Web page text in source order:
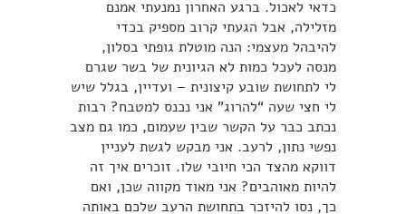
כדאי לאכול. ברגע האחרון נמנעתי אמנם
מזלילה, אבל הגעתי קרוב מספיק בכדי
להיבהל מעצמי: הנה מוטלת גופתי בסלון,
מנסה לעכל כמות לא הגיונית של בשר שגרם
לי לתחושת שובע קיצונית – ועדיין, בגלל שיש
לי חצי שעה “להרוג” אני נכנס למטבח? רבות
נכתב כבר על הקשר שבין שעמום, כמו גם מצב
נפשי נתון, לרעב. אני מבקש לגשת לעניין
דווקא מהצד הכי חיובי שלו. זוכרים איך זה
להיות מאוהבים? אני מאוד מקווה שכן, ואם
כך, נסו להיזכר בתחושת הרעב שלכם באותה